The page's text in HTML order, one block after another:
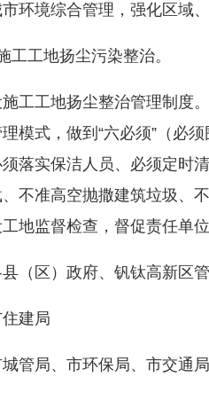
境综合管理，强化区域、
工地扬尘污染整治。
工地扬尘整治管理制度。
模式，做到“六必须”（必
落实保洁人员、必须定时
不准高空抛撒建筑垃圾、
地监督检查，督促责任单
区）政府、钒钛高新区管
建局
局、市环保局、市交通